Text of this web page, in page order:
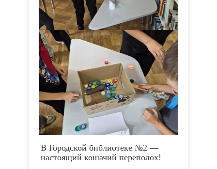
В Городской библиотеке №2 —
настоящий кошачий переполох!